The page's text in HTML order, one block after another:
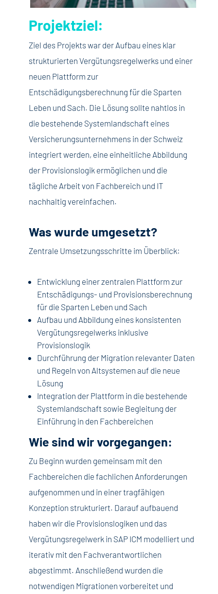
Projektziel:
Ziel des Projekts war der Aufbau eines klar
strukturierten Vergütungsregelwerks und einer
neuen Plattform zur
Entschädigungsberechnung für die Sparten
Leben und Sach. Die Lösung sollte nahtlos in
die bestehende Systemlandschaft eines
Versicherungsunternehmens in der Schweiz
integriert werden, eine einheitliche Abbildung
der Provisionslogik ermöglichen und die
tägliche Arbeit von Fachbereich und IT
nachhaltig vereinfachen.
Was wurde umgesetzt?
Zentrale Umsetzungsschritte im Überblick:
Entwicklung einer zentralen Plattform zur
Entschädigungs- und Provisionsberechnung
für die Sparten Leben und Sach
Aufbau und Abbildung eines konsistenten
Vergütungsregelwerks inklusive
Provisionslogik
Durchführung der Migration relevanter Daten
und Regeln von Altsystemen auf die neue
Lösung
Integration der Plattform in die bestehende
Systemlandschaft sowie Begleitung der
Einführung in den Fachbereichen
Wie sind wir vorgegangen:
Zu Beginn wurden gemeinsam mit den
Fachbereichen die fachlichen Anforderungen
aufgenommen und in einer tragfähigen
Konzeption strukturiert. Darauf aufbauend
haben wir die Provisionslogiken und das
Vergütungsregelwerk in SAP ICM modelliert und
iterativ mit den Fachverantwortlichen
abgestimmt. Anschließend wurden die
notwendigen Migrationen vorbereitet und